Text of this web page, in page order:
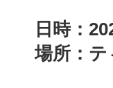
日時：
場所：